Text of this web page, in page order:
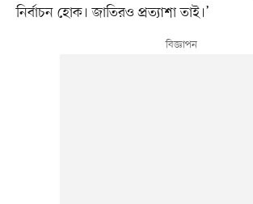
নির্বাচন হোক। জাতিরও প্রত্যাশা তাই।’